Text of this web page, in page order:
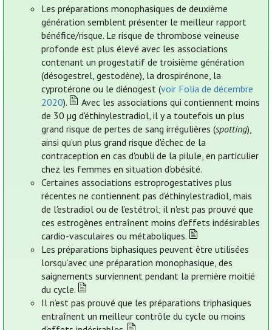
Les préparations monophasiques de deuxième
génération semblent présenter le meilleur rapport
bénéfice/risque. Le risque de thrombose veineuse
profonde est plus élevé avec les associations
contenant un progestatif de troisième génération
(désogestrel, gestodène), la drospirénone, la
cyprotérone ou le diénogest (voir Folia de décembre
2020).
Avec les associations qui contiennent moins
de 30 µg d'éthinylestradiol, il y a toutefois un plus
grand risque de pertes de sang irrégulières (spotting),
ainsi qu’un plus grand risque d'échec de la
contraception en cas d'oubli de la pilule, en particulier
chez les femmes en situation d’obésité.
Certaines associations estroprogestatives plus
récentes ne contiennent pas d'éthinylestradiol, mais
de l'estradiol ou de l’estétrol; il n'est pas prouvé que
ces estrogènes entraînent moins d'effets indésirables
cardio-vasculaires ou métaboliques.
Les préparations biphasiques peuvent être utilisées
lorsqu’avec une préparation monophasique, des
saignements surviennent pendant la première moitié
du cycle.
Il n’est pas prouvé que les préparations triphasiques
entraînent un meilleur contrôle du cycle ou moins